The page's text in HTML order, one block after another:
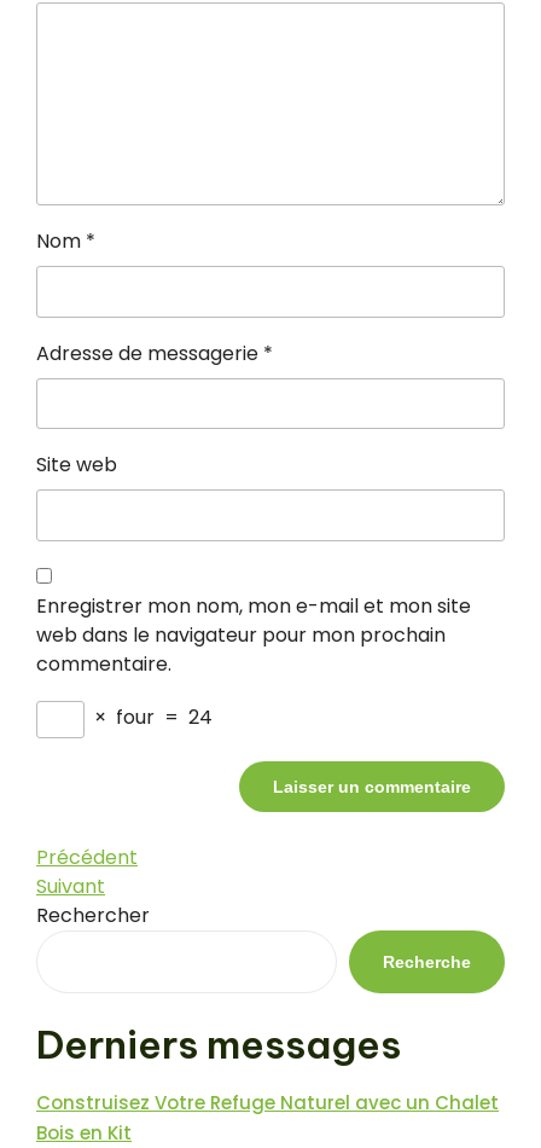
Nom *
Adresse de messagerie *
Site web
Enregistrer mon nom, mon e-mail et mon site
web dans le navigateur pour mon prochain
commentaire.
× four = 24
Navigation
de
l’article
Article
précédent
Précédent
Article
suivant
Suivant
Rechercher
Recherche
Derniers messages
Construisez Votre Refuge Naturel avec un Chalet
Bois en Kit